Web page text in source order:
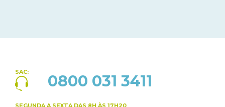
SAC: 0800 031 3411
SEGUNDA A SEXTA DAS 8H ÀS 17H20